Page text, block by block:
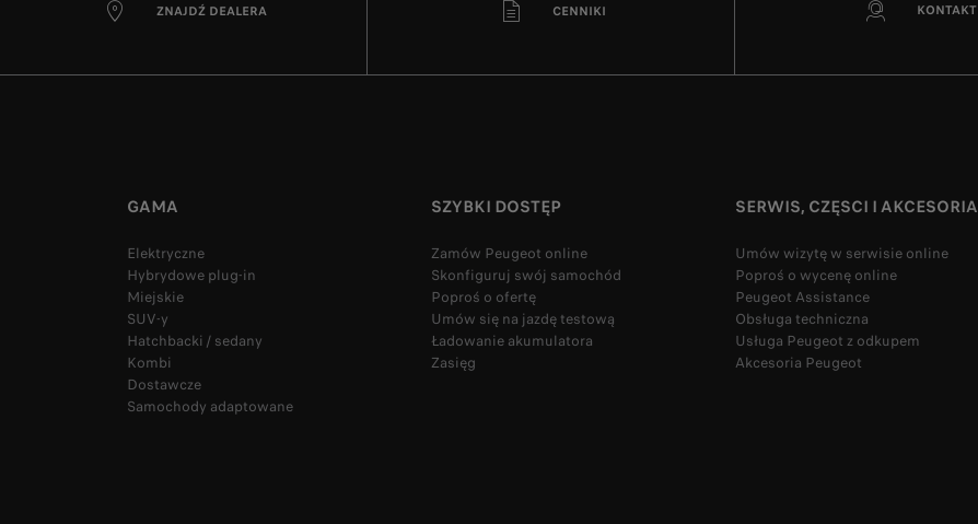
ZNAJDŹ DEALERA CENNIKI KONTAKT
GAMA
Elektryczne
Hybrydowe plug-in
Miejskie
SUV-y
Hatchbacki / sedany
Kombi
Dostawcze
Samochody adaptowane
SZYBKI DOSTĘP
Zamów Peugeot online
Skonfiguruj swój samochód
Poproś o ofertę
Umów się na jazdę testową
Ładowanie akumulatora
Zasięg
SERWIS, CZĘSCI I AKCESORIA
Umów wizytę w serwisie online
Poproś o wycenę online
Peugeot Assistance
Obsługa techniczna
Usługa Peugeot z odkupem
Akcesoria Peugeot